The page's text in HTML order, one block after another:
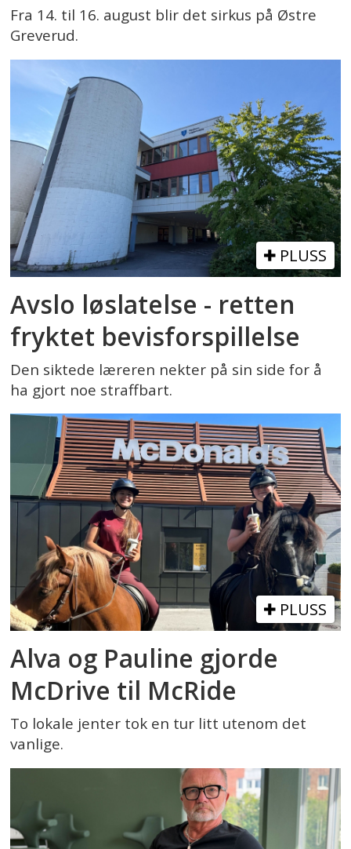
Fra 14. til 16. august blir det sirkus på Østre
Greverud.
PLUSS
Avslo løslatelse - retten
fryktet bevisforspillelse
Den siktede læreren nekter på sin side for å
ha gjort noe straffbart.
PLUSS
Alva og Pauline gjorde
McDrive til McRide
To lokale jenter tok en tur litt utenom det
vanlige.